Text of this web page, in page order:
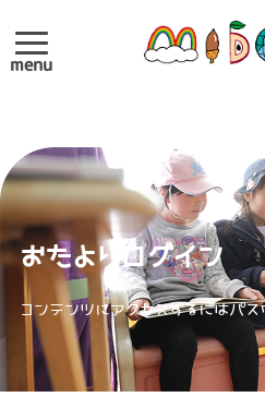
menu
おたよりログイン
コンテンツにアクセスするにはパ